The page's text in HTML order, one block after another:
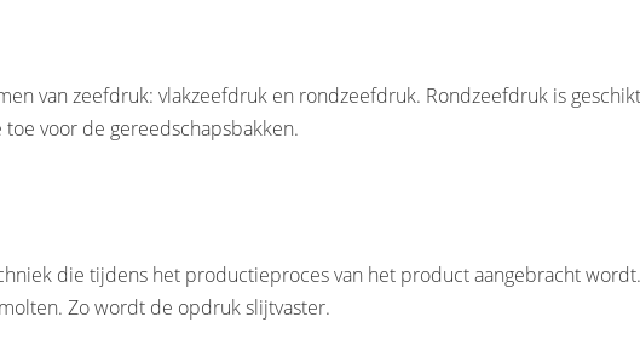
van zeefdruk: vlakzeefdruk en rondzeefdruk. Rondzeefdruk is
voor de gereedschapsbakken.
die tijdens het productieproces van het product aangebracht
Zo wordt de opdruk slijtvaster.